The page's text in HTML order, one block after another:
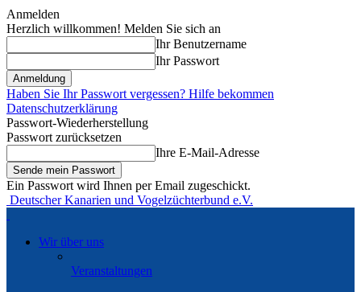
Anmelden
Herzlich willkommen! Melden Sie sich an
Ihr Benutzername
Ihr Passwort
Haben Sie Ihr Passwort vergessen? Hilfe bekommen
Datenschutzerklärung
Passwort-Wiederherstellung
Passwort zurücksetzen
Ihre E-Mail-Adresse
Ein Passwort wird Ihnen per Email zugeschickt.
Deutscher Kanarien und Vogelzüchterbund e.V.
Wir über uns
Veranstaltungen